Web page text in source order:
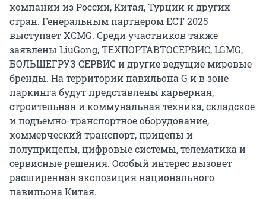
компании из России, Китая, Турции и других
стран. Генеральным партнером ECT 2025
выступает XCMG. Среди участников также
заявлены LiuGong, ТЕХПОРТАВТОСЕРВИС, LGMG,
БОЛЬШЕГРУЗ СЕРВИС и другие ведущие мировые
бренды. На территории павильона G и в зоне
паркинга будут представлены карьерная,
строительная и коммунальная техника, складское
и подъемно-транспортное оборудование,
коммерческий транспорт, прицепы и
полуприцепы, цифровые системы, телематика и
сервисные решения. Особый интерес вызовет
расширенная экспозиция национального
павильона Китая.